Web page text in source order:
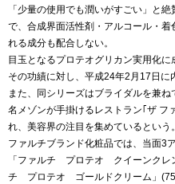
「少量の使用でも潤いがすごい」と
で、合成界面活性剤・アルコール・
れる成分も配合しない。
目玉となるプロテオグリカン実用化に
その功績に対し、平成24年2月17日に
また、同シリーズはブライダルを兼
名メゾンが手掛けるレストラン｢ザ フ
れ、美容界の注目を集めているという。
ファルチブランド化粧品では、当面3
「ファルチ プロテオ クイーンク
チ プロテオ ゴールドクリーム」